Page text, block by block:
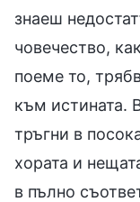
знаеш
човечество,
поеме то,
към истината.
тръгни в
хората и
в пълно